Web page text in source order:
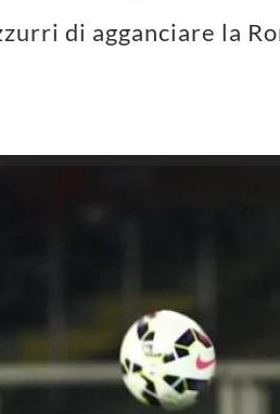
di agganciare la